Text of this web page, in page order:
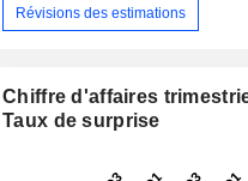
17,93 Md
79,81 Md
Révisions des estimations
Chiffre d'affaires
Taux de surprise